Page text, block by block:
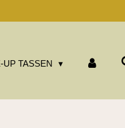
UP TASSEN